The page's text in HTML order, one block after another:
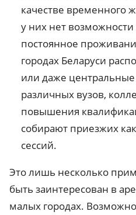
качестве временного
у них нет
постоянное
городах Беларуси
или даже
различных вузов,
повышения
собирают приезжих
сессий.
Это лишь несколько
быть заинтересован в
малых городах.